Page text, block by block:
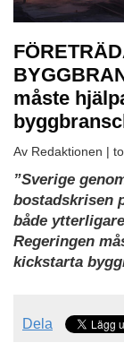
måste
Av Redaktionen |
”Sverige
bostadskrisen
både
Regeringen
kickstarta
Dela